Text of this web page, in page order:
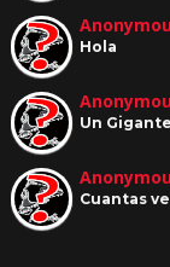
Hola
Un
Cuantas